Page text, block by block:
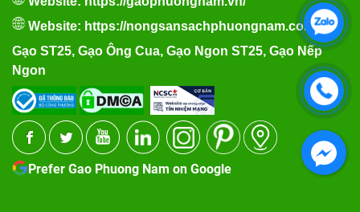
Website: https://nongsansachphuongnam.com
Gạo ST25, Gạo Ông Cua, Gạo Ngon ST25, Gạo Nếp
Ngon
Prefer Gao Phuong Nam on Google